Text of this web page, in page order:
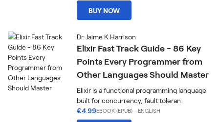
BUY NOW
Dr. Jaime K Harrison
Elixir Fast Track Guide - 86 Key
Points Every Programmer from
Other Languages Should Master
Elixir is a functional programming language
built for concurrency, fault toleran
€4.99EBOOK (EPUB) - ENGLISH